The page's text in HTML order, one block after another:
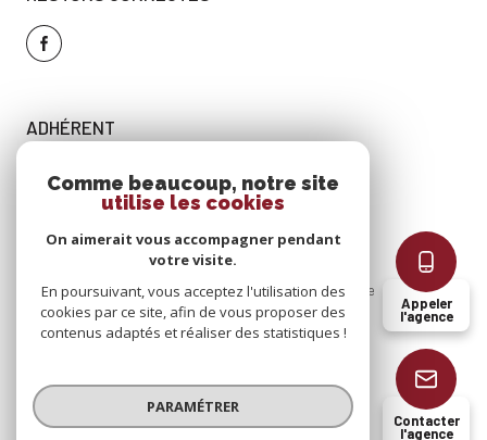
Appeler
l'agence
Contacter
l'agence
ADHÉRENT
Nos
partenaires
Mentions
légales
Admin
Nos
honoraires
Politique
RGPD
Cookies
© 2026 | Tous droits réservés
Comme beaucoup, notre site
utilise les cookies
On aimerait vous accompagner pendant
votre visite.
En poursuivant, vous acceptez l'utilisation des
cookies par ce site, afin de vous proposer des
contenus adaptés et réaliser des statistiques !
PARAMÉTRER